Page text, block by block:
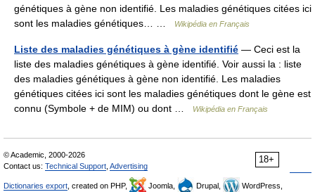
génétiques à gène non identifié. Les maladies génétiques citées ici
sont les maladies génétiques… …
Wikipédia en Français
Liste des maladies génétiques à gène identifié — Ceci est la
liste des maladies génétiques à gène identifié. Voir aussi la : liste
des maladies génétiques à gène non identifié. Les maladies
génétiques citées ici sont les maladies génétiques dont le gène est
connu (Symbole + de MIM) ou dont …
Wikipédia en Français
18+
© Academic, 2000-2026
Contact us: Technical Support Advertising
Dictionaries export , created on PHP, Joomla, Drupal,
WordPress,